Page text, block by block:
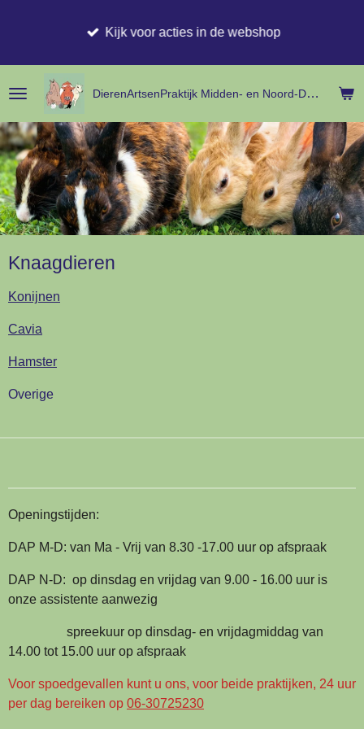
hoofdinhoud
DierenArtsenPraktijk Midden- en Noord- Drenthe
Kijk voor acties in de webshop
Knaagdieren
Konijnen
Cavia
Hamster
Overige
Openingstijden:
DAP M-D: van Ma - Vrij van 8.30 -17.00 uur op afspraak
DAP N-D: op dinsdag en vrijdag van 9.00 - 16.00 uur is
onze assistente aanwezig
spreekuur op dinsdag- en vrijdagmiddag van
14.00 tot 15.00 uur op afspraak
Voor spoedgevallen kunt u ons, voor beide praktijken, 24 uur
per dag bereiken op 06-30725230